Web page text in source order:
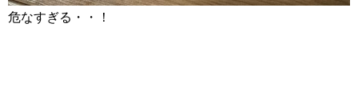
危なすぎる・・！